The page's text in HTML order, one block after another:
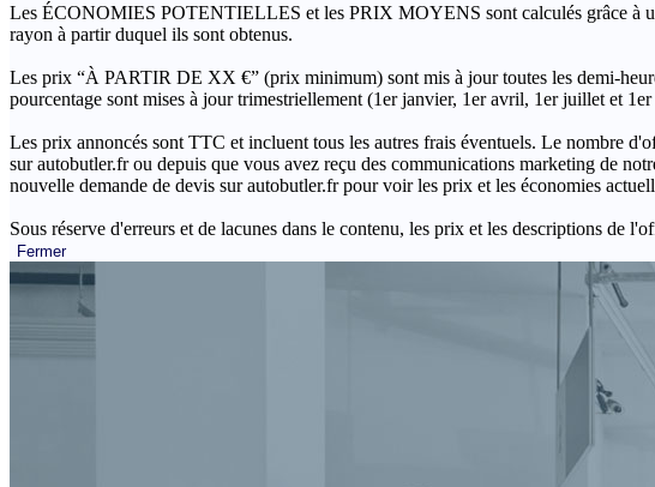
Les ÉCONOMIES POTENTIELLES et les PRIX MOYENS sont calculés grâce à
rayon à partir duquel ils sont obtenus.
Les prix “À PARTIR DE XX €” (prix minimum) sont mis à jour toutes les demi-
pourcentage sont mises à jour trimestriellement (1er janvier, 1er avril, 1er juillet et
Les prix annoncés sont TTC et incluent tous les autres frais éventuels. Le nombre
sur autobutler.fr ou depuis que vous avez reçu des communications marketing de
nouvelle demande de devis sur autobutler.fr pour voir les prix et les économies
Sous réserve d'erreurs et de lacunes dans le contenu, les prix et les descriptions de
Fermer